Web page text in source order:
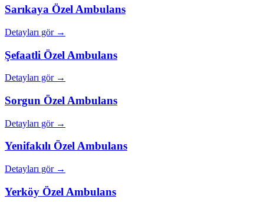
Sarıkaya Özel Ambulans
Detayları gör →
Şefaatli Özel Ambulans
Detayları gör →
Sorgun Özel Ambulans
Detayları gör →
Yenifakılı Özel Ambulans
Detayları gör →
Yerköy Özel Ambulans